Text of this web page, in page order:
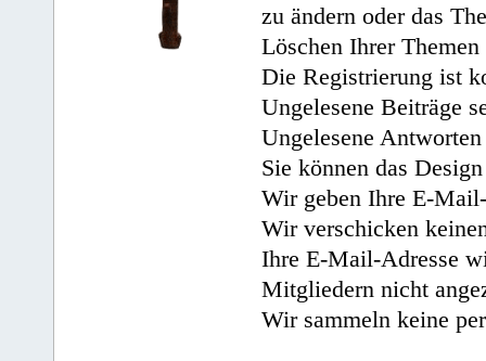
zu ändern oder das
Löschen Ihrer
Die Registrierung ist
Ungelesene Beiträge
Ungelesene
Sie können das
Wir geben Ihre E-
Wir verschicken
Ihre E-Mail-Adresse
Mitgliedern nicht
Wir sammeln keine